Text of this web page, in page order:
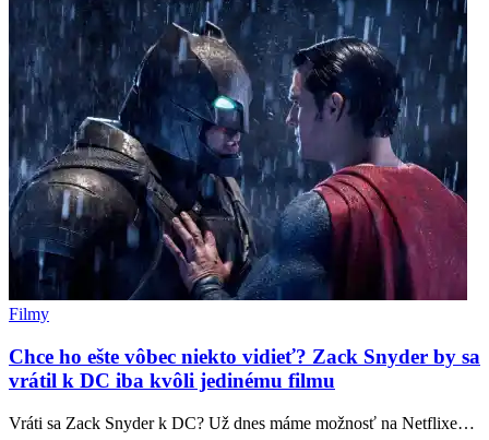
Filmy
Chce ho ešte vôbec niekto vidieť? Zack Snyder by sa
vrátil k DC iba kvôli jedinému filmu
Vráti sa Zack Snyder k DC? Už dnes máme možnosť na Netflixe…